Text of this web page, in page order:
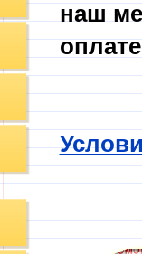
наш